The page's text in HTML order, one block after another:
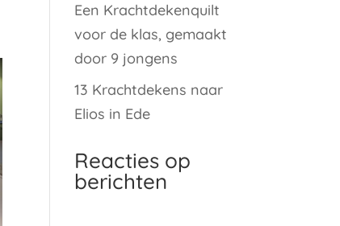
Een Krachtdekenquilt
voor de klas, gemaakt
door 9 jongens
13 Krachtdekens naar
Elios in Ede
Reacties op
berichten